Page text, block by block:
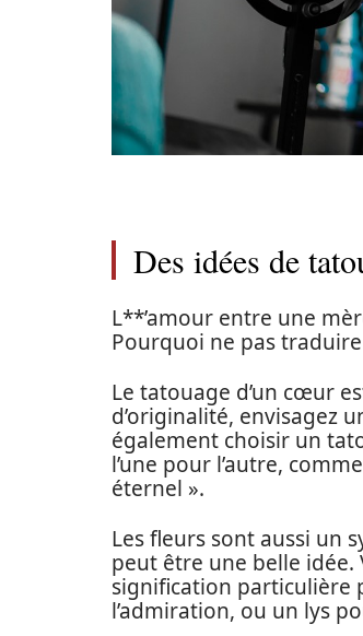
Des idées de
L**’amour entre une
Pourquoi ne pas
Le tatouage d’un cœur
d’originalité, envisagez
également choisir un
l’une pour l’autre,
éternel ».
Les fleurs sont aussi un
peut être une belle idée.
signification particulière
l’admiration, ou un lys